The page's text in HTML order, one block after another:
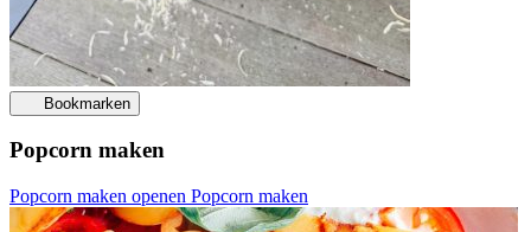
Bookmarken
Popcorn maken
Popcorn maken openen Popcorn maken